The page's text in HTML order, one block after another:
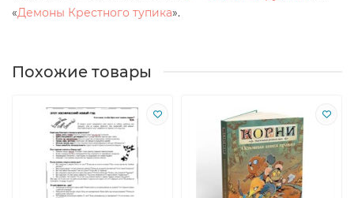
«Демоны Крестного тупика».
Похожие товары